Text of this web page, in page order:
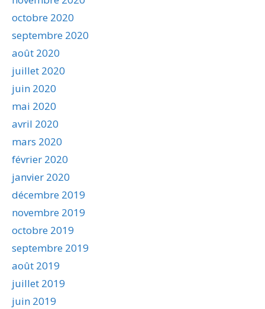
octobre 2020
septembre 2020
août 2020
juillet 2020
juin 2020
mai 2020
avril 2020
mars 2020
février 2020
janvier 2020
décembre 2019
novembre 2019
octobre 2019
septembre 2019
août 2019
juillet 2019
juin 2019